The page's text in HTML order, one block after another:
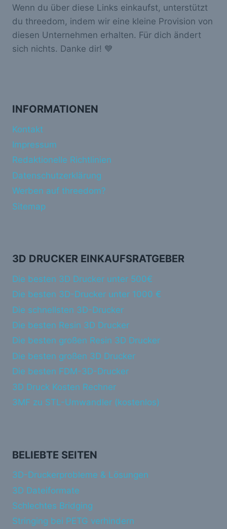
Wenn du über diese Links einkaufst, unterstützt
du threedom, indem wir eine kleine Provision von
diesen Unternehmen erhalten. Für dich ändert
sich nichts. Danke dir! 💙
INFORMATIONEN
Kontakt
Impressum
Redaktionelle Richtlinien
Datenschutzerklärung
Werben auf threedom?
Sitemap
3D DRUCKER EINKAUFSRATGEBER
Die besten 3D Drucker unter 500€
Die besten 3D-Drucker unter 1000 €
Die schnellsten 3D-Drucker
Die besten Resin 3D Drucker
Die besten großen Resin 3D Drucker
Die besten großen 3D Drucker
Die besten FDM-3D-Drucker
3D Druck Kosten Rechner
3MF zu STL-Umwandler (kostenlos)
BELIEBTE SEITEN
3D-Druckerprobleme & Lösungen
3D Dateiformate
Schlechtes Bridging
Stringing bei PETG verhindern